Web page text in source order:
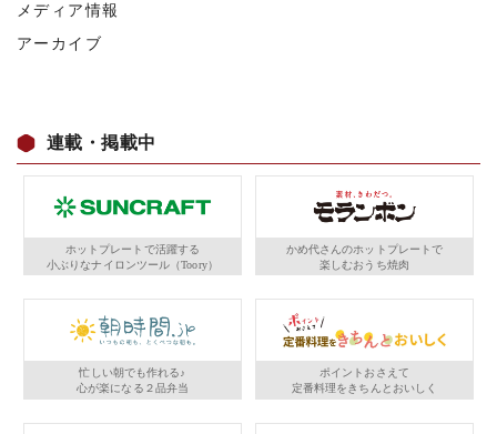
メディア情報
アーカイブ
連載・掲載中
ホットプレートで活躍する
小ぶりなナイロンツール（Toory）
かめ代さんのホットプレートで
楽しむおうち焼肉
忙しい朝でも作れる♪
心が楽になる２品弁当
ポイントおさえて
定番料理をきちんとおいしく